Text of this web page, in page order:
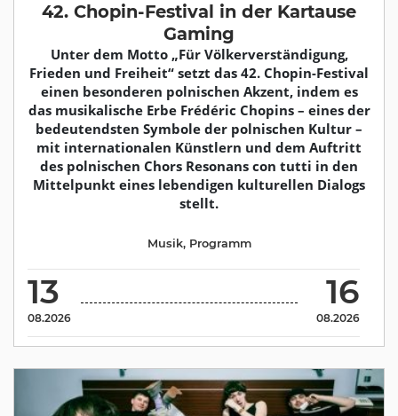
42. Chopin-Festival in der Kartause
Gaming
Unter dem Motto „Für Völkerverständigung,
Frieden und Freiheit“ setzt das 42. Chopin-Festival
einen besonderen polnischen Akzent, indem es
das musikalische Erbe Frédéric Chopins – eines der
bedeutendsten Symbole der polnischen Kultur –
mit internationalen Künstlern und dem Auftritt
des polnischen Chors Resonans con tutti in den
Mittelpunkt eines lebendigen kulturellen Dialogs
stellt.
13
08.2026
16
08.2026
Musik, Programm